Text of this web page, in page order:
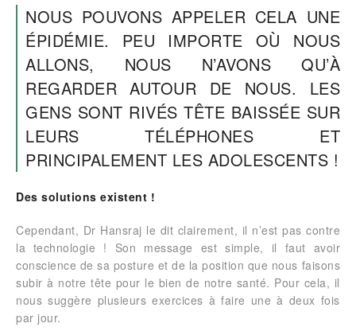
NOUS POUVONS APPELER CELA UNE
ÉPIDÉMIE. PEU IMPORTE OÙ NOUS
ALLONS, NOUS N’AVONS QU’À
REGARDER AUTOUR DE NOUS. LES
GENS SONT RIVÉS TÊTE BAISSÉE SUR
LEURS TÉLÉPHONES ET
PRINCIPALEMENT LES ADOLESCENTS !
Des solutions existent !
Cependant, Dr Hansraj le dit clairement, il n’est pas contre
la technologie ! Son message est simple, il faut avoir
conscience de sa posture et de la position que nous faisons
subir à notre tête pour le bien de notre santé. Pour cela, il
nous suggère plusieurs exercices à faire une à deux fois
par jour.